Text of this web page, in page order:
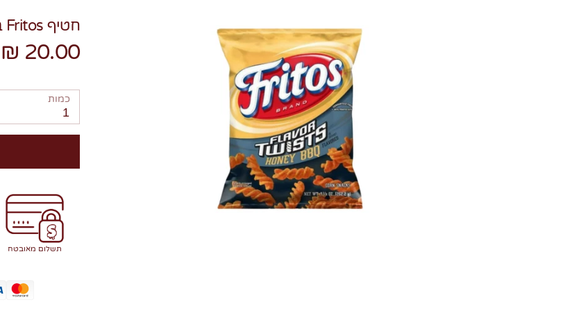
חטיף Fritos בטעם דבש וברביקיו
20.00 ₪
כמות
1
תשלום מאובטח